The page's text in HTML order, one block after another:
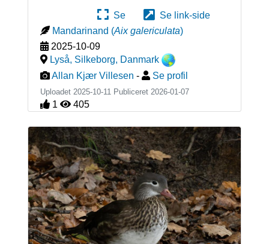
Se
Se link-side
Mandarinand (Aix galericulata)
2025-10-09
Lyså, Silkeborg, Danmark
Allan Kjær Villesen - Se profil
Uploadet 2025-10-11 Publiceret 2026-01-07
1 405